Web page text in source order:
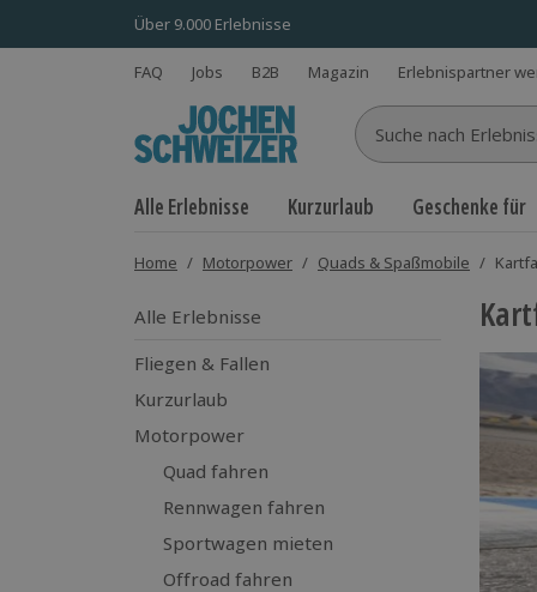
Über 9.000 Erlebnisse
FAQ Jobs B2B Magazin Erlebnispartner
Suche nach
Alle Erlebnisse Kurzurlaub Geschenke für
Home / Motorpower / Quads & Spaßmobile /
Alle Erlebnisse
Fliegen & Fallen
Kurzurlaub
Motorpower
Quad fahren
Rennwagen fahren
Sportwagen mieten
Offroad fahren